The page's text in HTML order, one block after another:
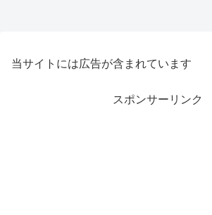
当サイトには広告が含まれています
スポンサーリンク